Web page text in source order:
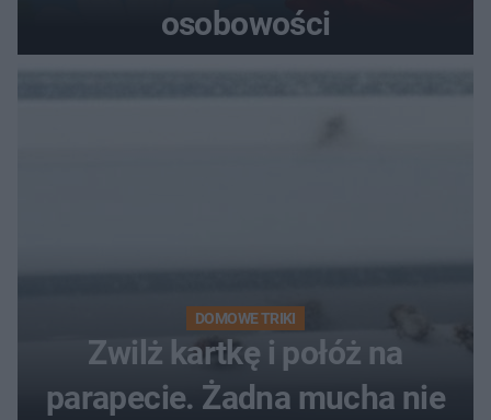
osobowości
DOMOWE TRIKI
Zwilż kartkę i połóż na
parapecie. Żadna mucha nie